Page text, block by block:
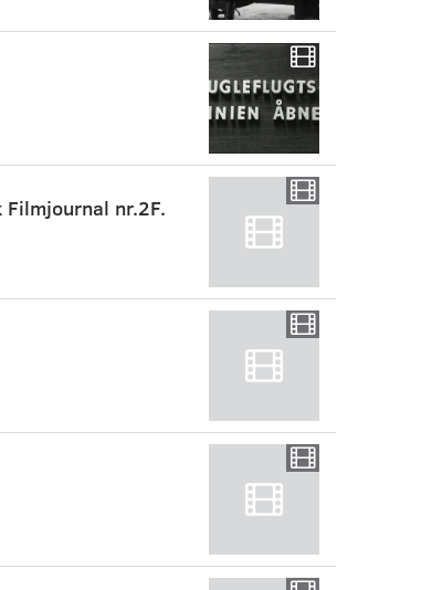
Filmjournal nr.2F.